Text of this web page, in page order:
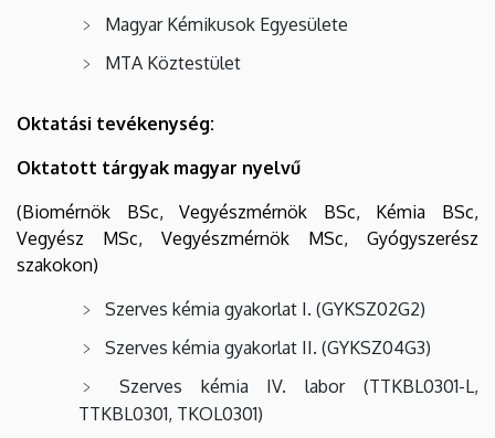
Magyar Kémikusok Egyesülete
MTA Köztestület
Oktatási tevékenység:
Oktatott tárgyak magyar nyelvű
(Biomérnök BSc, Vegyészmérnök BSc, Kémia BSc,
Vegyész MSc, Vegyészmérnök MSc, Gyógyszerész
szakokon)
Szerves kémia gyakorlat I. (GYKSZ02G2)
Szerves kémia gyakorlat II. (GYKSZ04G3)
Szerves kémia IV. labor (TTKBL0301-L,
TTKBL0301, TKOL0301)